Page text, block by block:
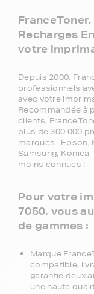
Recharges
votre
Depuis 2000,
professionnels
avec votre
Recommandée à
clients,
plus de 300 000
marques : Epson,
Samsung,
moins connues !
Pour votre
7050, vous
de gammes :
Marque
compatible,
garantie deux
une haute